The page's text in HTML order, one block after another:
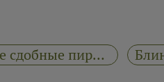
Сладкие сдобные пироги "Домашние пироги"